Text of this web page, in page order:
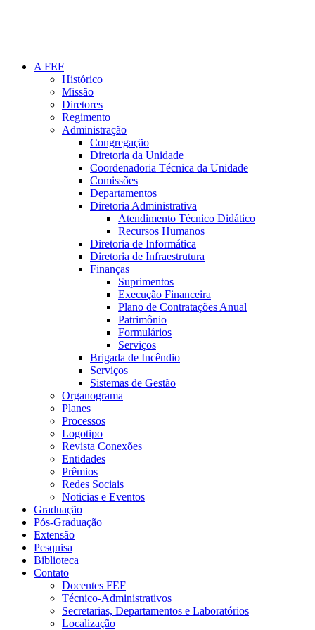
A FEF
Histórico
Missão
Diretores
Regimento
Administração
Congregação
Diretoria da Unidade
Coordenadoria Técnica da Unidade
Comissões
Departamentos
Diretoria Administrativa
Atendimento Técnico Didático
Recursos Humanos
Diretoria de Informática
Diretoria de Infraestrutura
Finanças
Suprimentos
Execução Financeira
Plano de Contratações Anual
Patrimônio
Formulários
Serviços
Brigada de Incêndio
Serviços
Sistemas de Gestão
Organograma
Planes
Processos
Logotipo
Revista Conexões
Entidades
Prêmios
Redes Sociais
Noticias e Eventos
Graduação
Pós-Graduação
Extensão
Pesquisa
Biblioteca
Contato
Docentes FEF
Técnico-Administrativos
Secretarias, Departamentos e Laboratórios
Localização